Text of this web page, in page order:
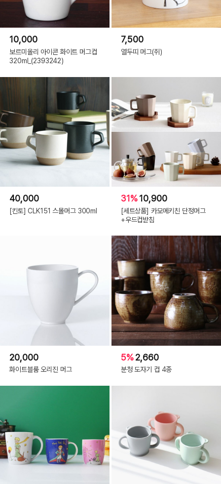
10,000
보르미올리 아이콘 화이트 머그컵
320ml_(2393242)
7,500
열두띠 머그(쥐)
40,000
[킨토] CLK151 스몰머그 300ml
31%10,900
[세트상품] 카모메키친 단정머그
+우드컵받침
20,000
화이트블룸 오리진 머그
5%2,660
분청 도자기 컵 4종